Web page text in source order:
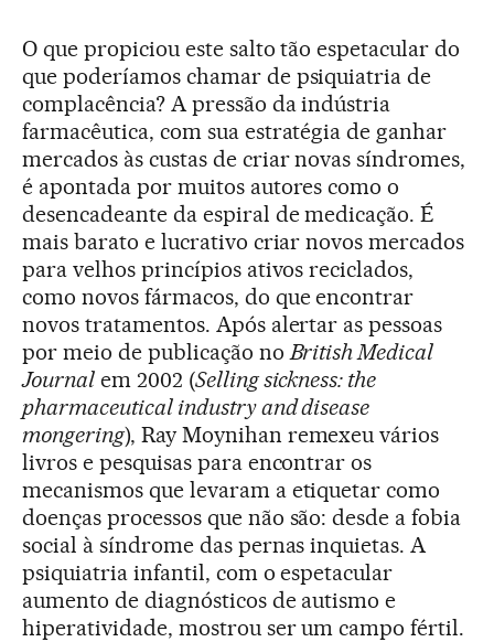
O que propiciou este salto tão espetacular do
que poderíamos chamar de psiquiatria de
complacência? A pressão da indústria
farmacêutica, com sua estratégia de ganhar
mercados às custas de criar novas síndromes,
é apontada por muitos autores como o
desencadeante da espiral de medicação. É
mais barato e lucrativo criar novos mercados
para velhos princípios ativos reciclados,
como novos fármacos, do que encontrar
novos tratamentos. Após alertar as pessoas
por meio de publicação noBritish Medical
Journalem 2002 (Selling sickness: the
pharmaceutical industry and disease
mongering), Ray Moynihan remexeu vários
livros e pesquisas para encontrar os
mecanismos que levaram a etiquetar como
doenças processos que não são: desde a fobia
social à síndrome das pernas inquietas. A
psiquiatria infantil, com o espetacular
aumento de diagnósticos de autismo e
hiperatividade, mostrou ser um campo fértil.